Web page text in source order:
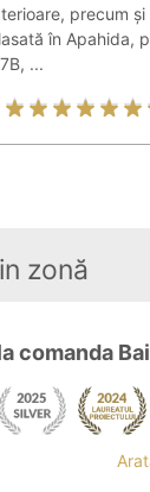
precum și
în Apahida,
...
zonă
comanda